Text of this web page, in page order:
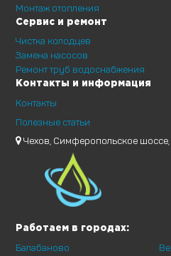
Монтаж отопления
Сервис и ремонт
Чистка колодцев
Замена насосов
Ремонт труб водоснабжения
Контакты и информация
Контакты
Полезные статьи
Чехов, Симферопольское шоссе,
Работаем в городах:
Балабаново